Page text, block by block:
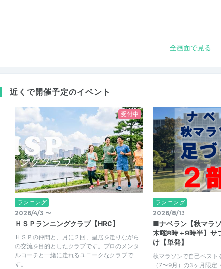
全画面で見る
近くで開催予定のイベント
受付中
ランニング
2026/4/3 〜
ＨＳＰランニングクラブ【HRC】
ＨＳＰの仲間と、月に２回、皇居を走りながら
の交流を目的としたクラブです。プロのメンタ
ルコーチと一緒に走れるユニークなクラブで
す。
ランニング
2026/8/13
■ナベラン【秋マラ
木曜8時＋9時半】サ
け【単発】
秋マラソンで自己ベスト
（7〜9月）の3ヶ月限定